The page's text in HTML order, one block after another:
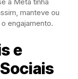
manteve ou
engajamento.
e